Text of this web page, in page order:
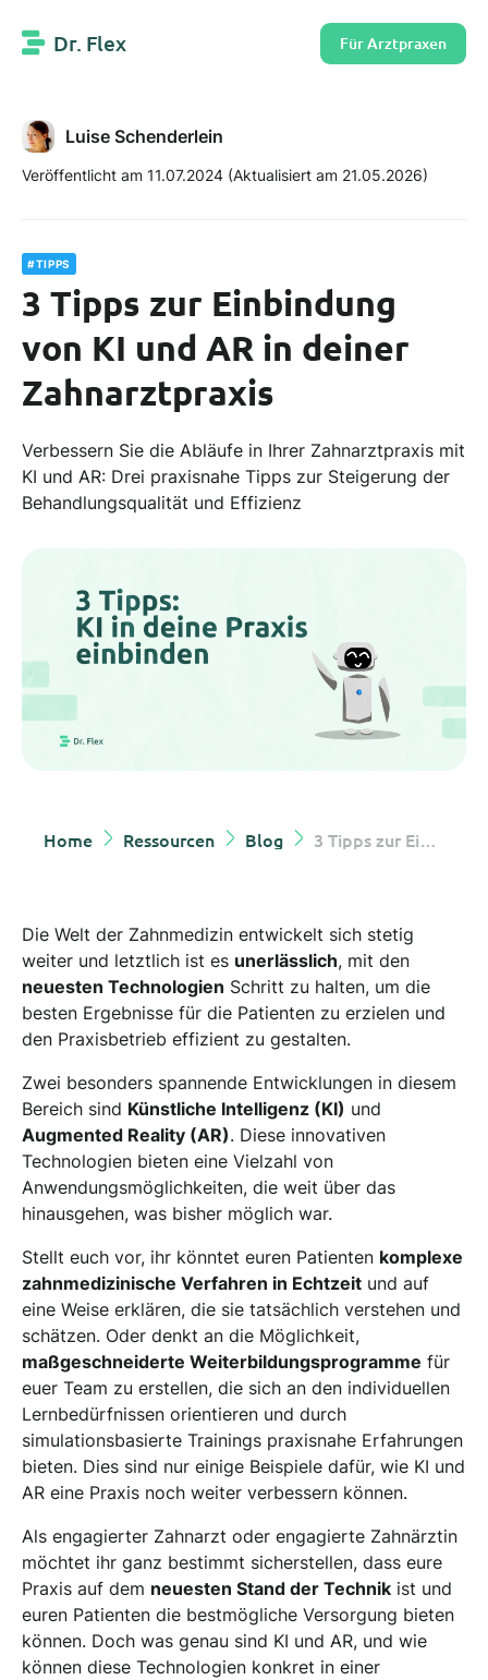
Dr. Flex Für Arztpraxen
Luise Schenderlein
Veröffentlicht am 11.07.2024 (Aktualisiert am 21.05.2026)
#TIPPS
3 Tipps zur Einbindung
von KI und AR in deiner
Zahnarztpraxis
Verbessern Sie die Abläufe in Ihrer Zahnarztpraxis mit
KI und AR: Drei praxisnahe Tipps zur Steigerung der
Behandlungsqualität und Effizienz
Home Ressourcen Blog 3 Tipps zur Einbindung von KI und AR in deiner Zahnarztpraxis
Die Welt der Zahnmedizin entwickelt sich stetig
weiter und letztlich ist es unerlässlich, mit den
neuesten Technologien Schritt zu halten, um die
besten Ergebnisse für die Patienten zu erzielen und
den Praxisbetrieb effizient zu gestalten.
Zwei besonders spannende Entwicklungen in diesem
Bereich sind Künstliche Intelligenz (KI) und
Augmented Reality (AR). Diese innovativen
Technologien bieten eine Vielzahl von
Anwendungsmöglichkeiten, die weit über das
hinausgehen, was bisher möglich war.
Stellt euch vor, ihr könntet euren Patienten komplexe
zahnmedizinische Verfahren in Echtzeit und auf
eine Weise erklären, die sie tatsächlich verstehen und
schätzen. Oder denkt an die Möglichkeit,
maßgeschneiderte Weiterbildungsprogramme für
euer Team zu erstellen, die sich an den individuellen
Lernbedürfnissen orientieren und durch
simulationsbasierte Trainings praxisnahe Erfahrungen
bieten. Dies sind nur einige Beispiele dafür, wie KI und
AR eine Praxis noch weiter verbessern können.
Als engagierter Zahnarzt oder engagierte Zahnärztin
möchtet ihr ganz bestimmt sicherstellen, dass eure
Praxis auf dem neuesten Stand der Technik ist und
euren Patienten die bestmögliche Versorgung bieten
können. Doch was genau sind KI und AR, und wie
können diese Technologien konkret in einer